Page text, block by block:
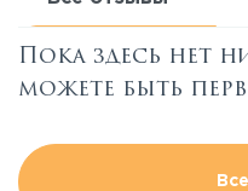
Пока здесь нет
можете быть